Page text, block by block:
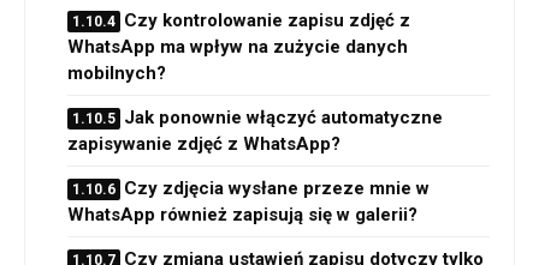
Czy kontrolowanie zapisu zdjęć z
WhatsApp ma wpływ na zużycie danych
mobilnych?
Jak ponownie włączyć automatyczne
zapisywanie zdjęć z WhatsApp?
Czy zdjęcia wysłane przeze mnie w
WhatsApp również zapisują się w galerii?
Czy zmiana ustawień zapisu dotyczy tylko